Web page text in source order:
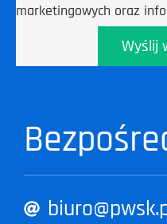
marketingowych oraz
Wyślij